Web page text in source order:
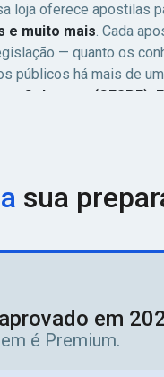
loja oferece apostilas
e muito mais. Cada
— quanto os
públicos há mais de
—
Cebraspe (CESPE),
— nossa coleção tem
acesso imediato
está aquecido.
rumo à aprovação.
sua
em
é Premium.